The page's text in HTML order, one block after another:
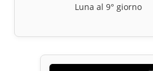
Luna al 9° giorno